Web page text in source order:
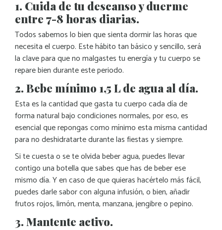
1. Cuida de tu descanso y duerme
entre 7-8 horas diarias.
Todos sabemos lo bien que sienta dormir las horas que
necesita el cuerpo. Este hábito tan básico y sencillo, será
la clave para que no malgastes tu energía y tu cuerpo se
repare bien durante este periodo.
2. Bebe mínimo 1,5 L de agua al día.
Esta es la cantidad que gasta tu cuerpo cada día de
forma natural bajo condiciones normales, por eso, es
esencial que repongas como mínimo esta misma cantidad
para no deshidratarte durante las fiestas y siempre.
Si te cuesta o se te olvida beber agua, puedes llevar
contigo una botella que sabes que has de beber ese
mismo día. Y en caso de que quieras hacértelo más fácil,
puedes darle sabor con alguna infusión, o bien, añadir
frutos rojos, limón, menta, manzana, jengibre o pepino.
3. Mantente activo.